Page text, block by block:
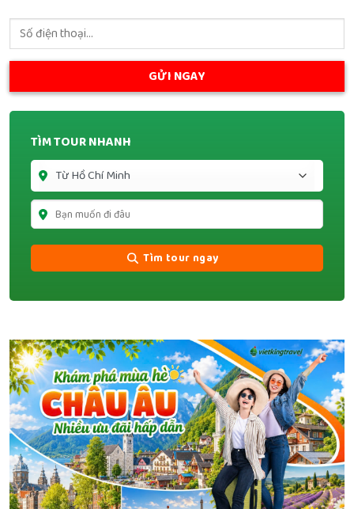
TÌM TOUR NHANH
Tìm tour ngay